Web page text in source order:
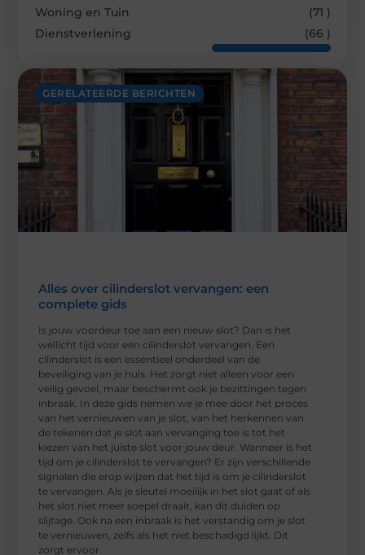
GERELATEERDE BERICHTEN
Alles over cilinderslot vervangen: een
complete gids
Is jouw voordeur toe aan een nieuw slot? Dan is het
wellicht tijd voor een cilinderslot vervangen. Een
cilinderslot is een essentieel onderdeel van de
beveiliging van je huis. Het zorgt niet alleen voor een
veilig gevoel, maar beschermt ook je bezittingen tegen
inbraak. In deze gids nemen we je mee door het proces
van het vernieuwen van je slot, van het herkennen van
de tekenen dat je slot aan vervanging toe is tot het
kiezen van het juiste slot voor jouw deur. Wanneer is het
tijd om je cilinderslot te vervangen? Er zijn verschillende
signalen die erop wijzen dat het tijd is om je cilinderslot
te vervangen. Als je sleutel moeilijk in het slot gaat of als
het slot niet meer soepel draait, kan dit duiden op
slijtage. Ook na een inbraak is het verstandig om je slot
te vernieuwen, zelfs als het niet beschadigd lijkt. Dit
zorgt ervoor
Woning en Tuin
(71 )
Dienstverlening
(66 )